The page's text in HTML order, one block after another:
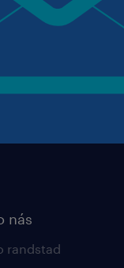
nás
randstad